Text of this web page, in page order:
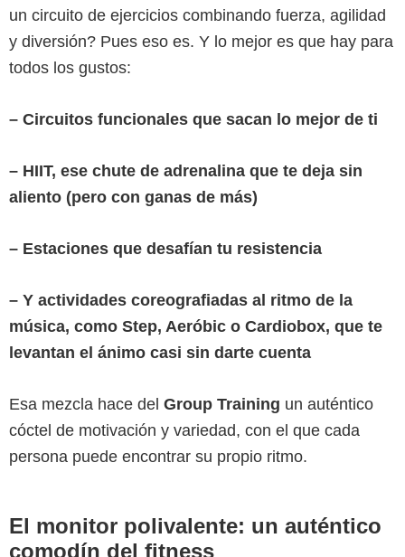
un circuito de ejercicios combinando fuerza, agilidad
y diversión? Pues eso es. Y lo mejor es que hay para
todos los gustos:
– Circuitos funcionales que sacan lo mejor de ti
– HIIT, ese chute de adrenalina que te deja sin
aliento (pero con ganas de más)
– Estaciones que desafían tu resistencia
– Y actividades coreografiadas al ritmo de la
música, como Step, Aeróbic o Cardiobox, que te
levantan el ánimo casi sin darte cuenta
Esa mezcla hace del Group Training un auténtico
cóctel de motivación y variedad, con el que cada
persona puede encontrar su propio ritmo.
El monitor polivalente: un auténtico
comodín del fitness